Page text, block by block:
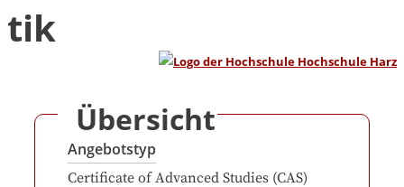
tik
Übersicht
Angebotstyp
Certificate of Advanced Studies (CAS)